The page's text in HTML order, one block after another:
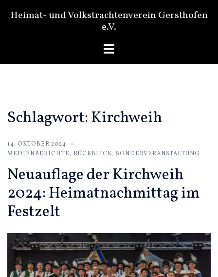
InhaltHeimat- und Volkstrachtenverein Gersthofen
e.V.
Menü
Schlagwort:Kirchweih
14. OKTOBER 2024
MEDIENBERICHTE, RÜCKBLICK, SONDERVERANSTALTUNG
Neuauflage der Kirchweih
2024: Heimatnachmittag im
Festzelt